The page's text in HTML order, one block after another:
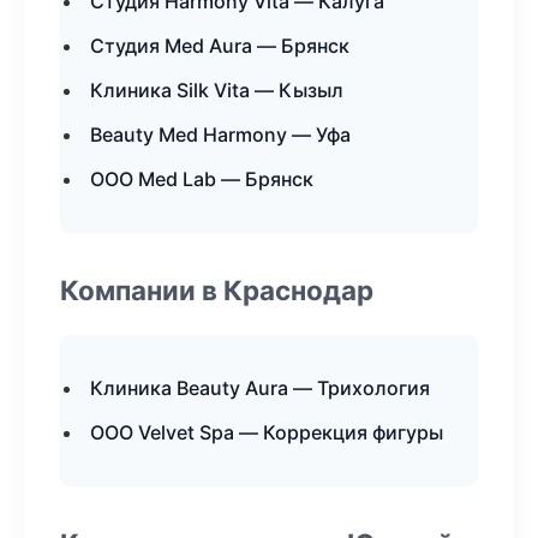
Студия Med Aura — Брянск
Клиника Silk Vita — Кызыл
Beauty Med Harmony — Уфа
ООО Med Lab — Брянск
Компании в Краснодар
Клиника Beauty Aura — Трихология
ООО Velvet Spa — Коррекция фигуры